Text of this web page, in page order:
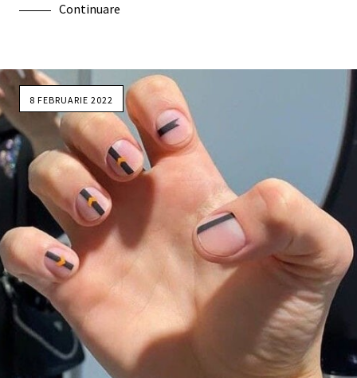
Continuare
8 FEBRUARIE 2022